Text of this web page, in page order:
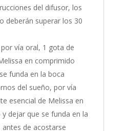
del difusor, los
deberán superar los 30
vía oral, 1 gota de
en comprimido
funda en la boca
del sueño, por vía
esencial de Melissa en
dejar que se funda en la
de acostarse